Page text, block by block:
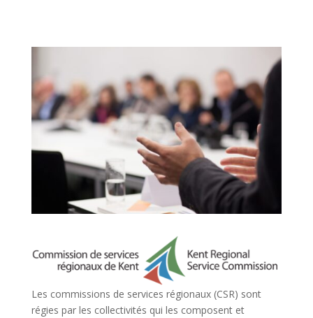
Les commissions de services régionaux (CSR) sont
régies par les collectivités qui les composent et